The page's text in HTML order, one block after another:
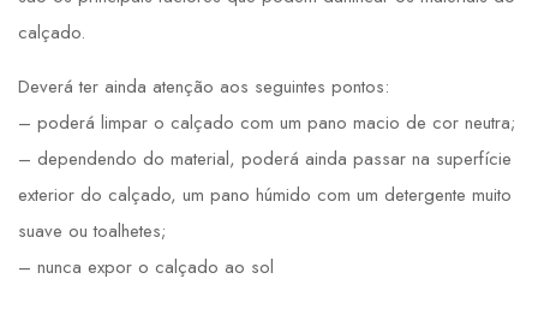
calçado.
Deverá ter ainda atenção aos seguintes pontos:
– poderá limpar o calçado com um pano macio de cor neutra;
– dependendo do material, poderá ainda passar na superfície
exterior do calçado, um pano húmido com um detergente muito
suave ou toalhetes;
– nunca expor o calçado ao sol